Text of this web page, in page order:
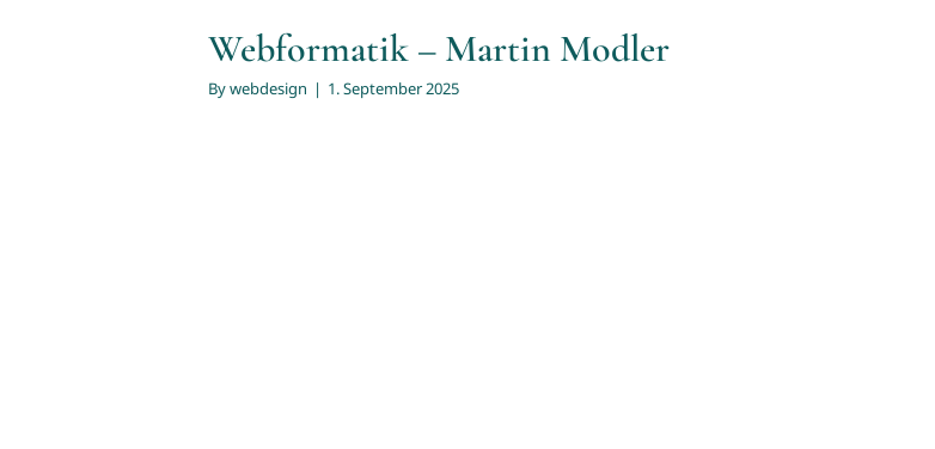
Webformatik – Martin Modler
Bywebdesign | 1. September 2025